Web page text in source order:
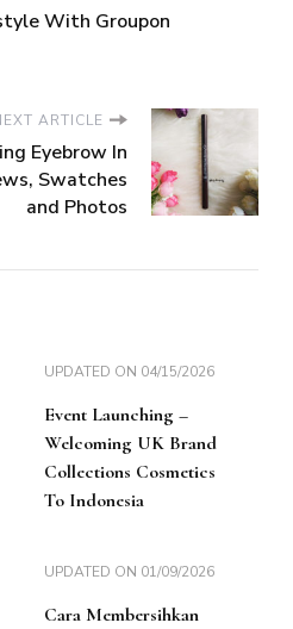
With Groupon
ARTICLE
Eyebrow In
Swatches
and Photos
UPDATED ON 04/15/2026
Event Launching –
Welcoming UK Brand
Collections Cosmetics
To Indonesia
UPDATED ON 01/09/2026
Cara Membersihkan